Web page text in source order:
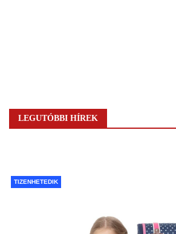
LEGUTÓBBI HÍREK
TIZENHETEDIK